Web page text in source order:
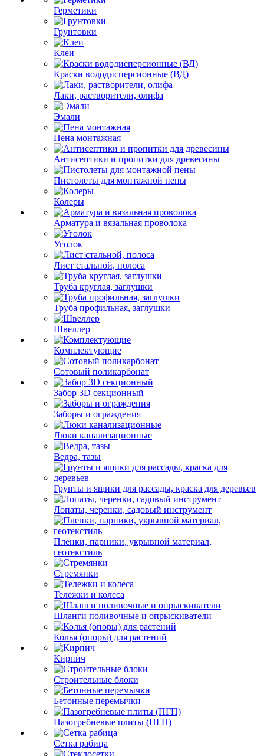
Герметики
Грунтовки
Клеи
Краски вододисперсионные (ВД)
Лаки, растворители, олифа
Эмали
Пена монтажная
Антисептики и пропитки для древесины
Пистолеты для монтажной пены
Колеры
Арматура и вязальная проволока
Уголок
Лист стальной, полоса
Труба круглая, заглушки
Труба профильная, заглушки
Швеллер
Комплектующие
Сотовый поликарбонат
Забор 3D секционный
Заборы и ограждения
Люки канализационные
Ведра, тазы
Грунты и ящики для рассады, краска для деревьев
Лопаты, черенки, садовый инструмент
Пленки, парники, укрывной материал,
геотекстиль
Стремянки
Тележки и колеса
Шланги поливочные и опрыскиватели
Колья (опоры) для растений
Кирпич
Строительные блоки
Бетонные перемычки
Пазогребневые плиты (ПГП)
Сетка рабица